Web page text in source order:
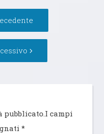
precedente:
successivo:
campi
*